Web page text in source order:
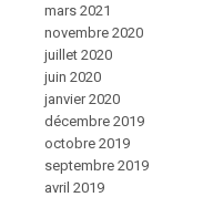
mars 2021
novembre 2020
juillet 2020
juin 2020
janvier 2020
décembre 2019
octobre 2019
septembre 2019
avril 2019